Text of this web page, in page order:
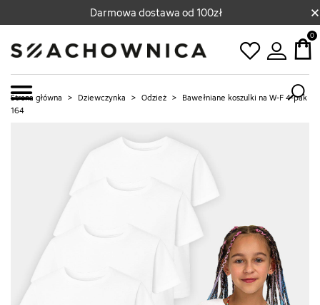
Darmowa dostawa od 100zł ×
0
Strona główna > Dziewczynka > Odzież > Bawełniane koszulki na W-F 4-pak
164